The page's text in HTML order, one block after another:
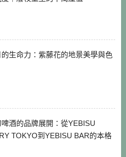
的生命力：紫藤花的地景美學與色
酒的品牌展開：從YEBISU
TOKYO到YEBISU BAR的本格